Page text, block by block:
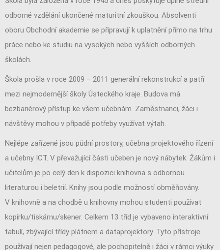
odborné vzdělání ukončené maturitní zkouškou. Absolventi
oboru Obchodní akademie se připravují k uplatnění přímo na trhu
práce nebo ke studiu na vysokých nebo vyšších odborných
školách.
Škola prošla v roce 2009 – 2011 generální rekonstrukcí a patří
mezi nejmodernější školy Ústeckého kraje. Budova má
bezbariérový přístup ke všem učebnám. Zaměstnanci, žáci i
návštěvy mohou v případě potřeby využívat výtah.
Nejlépe zařízené jsou půdní prostory, učebna projektového řízení
a učebny ICT. V převažující části učeben je nový nábytek. Žákům i
učitelům je po celý den k dispozici knihovna s odbornou
literaturou i beletrií. Knihy jsou podle možností obměňovány.
V knihovně a na chodbě u knihovny mohou studenti používat
kopírku/tiskárnu/skener. Celkem 13 tříd je vybaveno interaktivní
tabulí, zbývající třídy plátnem a dataprojektory. Tyto přístroje
používají nejen pedagogové, ale pochopitelně i žáci v rámci výuky